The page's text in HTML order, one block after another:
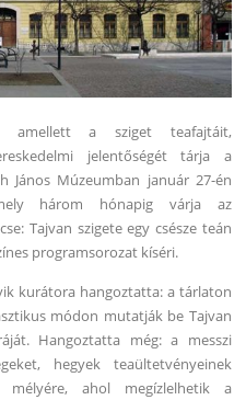
amellett a sziget teafajtáit,
jelentőségét tárja a
János Múzeumban január 27-én
három hónapig várja az
Tajvan szigete egy csésze teán
programsorozat kíséri.
kurátora hangoztatta: a tárlaton
módon mutatják be Tajvan
Hangoztatta még: a messzi
hegyek teaültetvényeinek
mélyére, ahol megízlelhetik a